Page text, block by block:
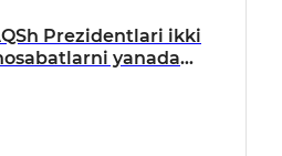
Prezidentlari ikki
yanada